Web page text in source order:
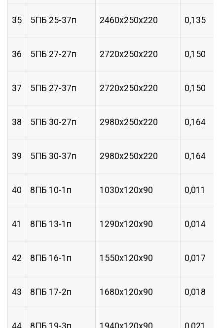
35 5ПБ 25-37п 2460х250х220 0,135
36 5ПБ 27-27п 2720х250х220 0,150
37 5ПБ 27-37п 2720х250х220 0,150
38 5ПБ 30-27п 2980х250х220 0,164
39 5ПБ 30-37п 2980х250х220 0,164
40 8ПБ 10-1п 1030х120х90 0,011
41 8ПБ 13-1п 1290х120х90 0,014
42 8ПБ 16-1п 1550х120х90 0,017
43 8ПБ 17-2п 1680х120х90 0,018
44 8ПБ 19-3п 1940х120х90 0,021